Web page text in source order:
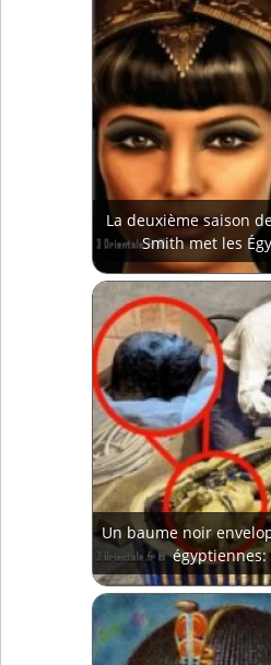
La deuxième saison
Smith met les
Un baume noir